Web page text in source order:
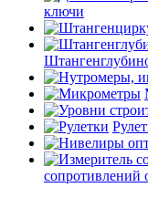
ключи
сопротивлений